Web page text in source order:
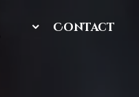
Contact